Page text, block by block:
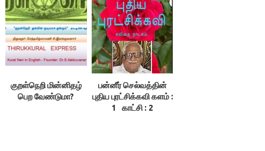
குறள்நெறி மின்னிதழ்
பெற வேண்டுமா?
பன்னீர் செல்வத்தின்
புதிய புரட்சிக்கவி களம் :
1 காட்சி : 2